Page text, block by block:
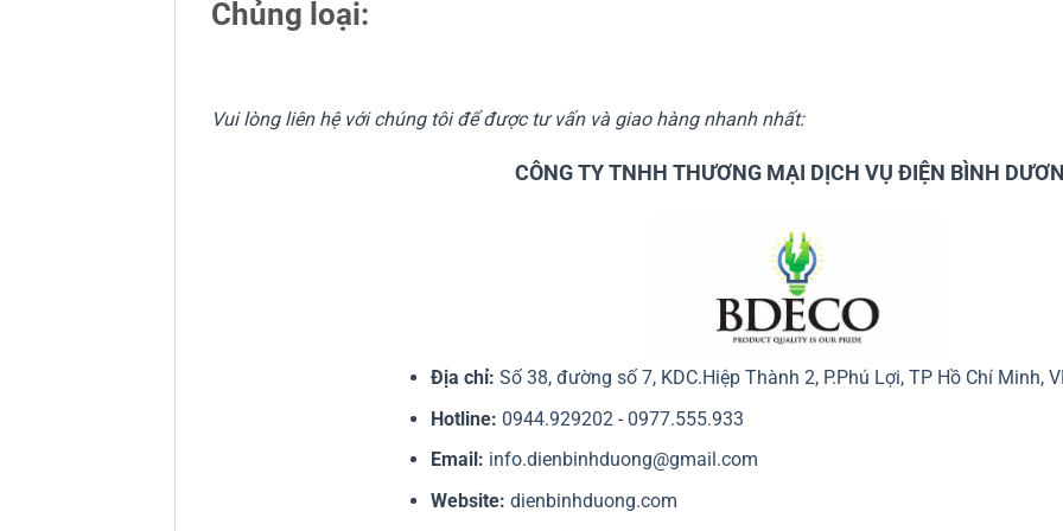
Chủng loại:
Vui lòng liên hệ với chúng tôi để được tư vấn và giao hàng nhanh nhất:
CÔNG TY TNHH THƯƠNG MẠI DỊCH VỤ ĐIỆN BÌNH
Địa chỉ: Số 38, đường số 7, KDC.Hiệp Thành 2, P.Phú Lợi, TP Hồ Chí Minh,
Hotline: 0944.929202 - 0977.555.933
Email: info.dienbinhduong@gmail.com
Website: dienbinhduong.com